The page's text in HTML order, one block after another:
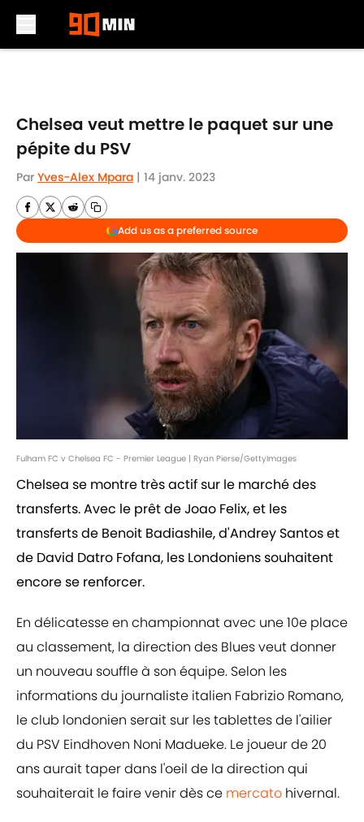
Chelsea veut mettre le paquet sur une
pépite du PSV
Par Yves-Alex Mpara | 14 janv. 2023
Add us as a preferred source
Fulham FC v Chelsea FC - Premier League | Ryan Pierse/GettyImages
Chelsea se montre très actif sur le marché des
transferts. Avec le prêt de Joao Felix, et les
transferts de Benoit Badiashile, d'Andrey Santos et
de David Datro Fofana, les Londoniens souhaitent
encore se renforcer.
En délicatesse en championnat avec une 10e place
au classement, la direction des Blues veut donner
un nouveau souffle à son équipe. Selon les
informations du journaliste italien Fabrizio Romano,
le club londonien serait sur les tablettes de l'ailier
du PSV Eindhoven Noni Madueke. Le joueur de 20
ans aurait taper dans l'oeil de la direction qui
souhaiterait le faire venir dès ce mercato hivernal.